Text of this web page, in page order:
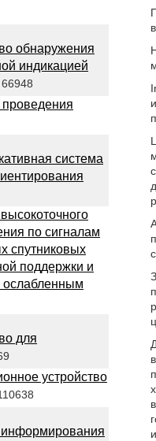
обнаружения
индикацией
проведения
система
по сигналам
спутниковых
поддержки и
для
устройство